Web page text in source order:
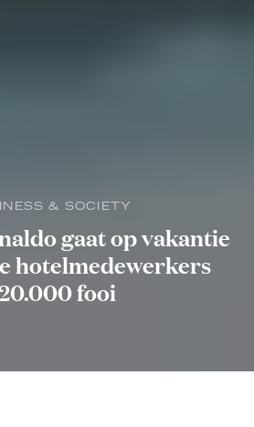
& SOCIETY
gaat op vakantie
hotelmedewerkers
fooi